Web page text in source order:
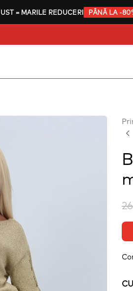
= MARILE REDUCERI PÂNĂ LA -